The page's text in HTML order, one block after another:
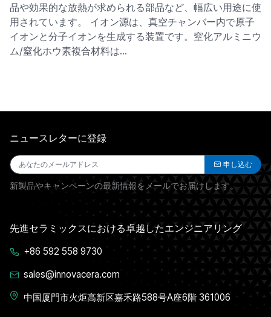
品や効果的な放熱が求められる部品など、幅広い用途に使
用されています。 イオン源は、真空チャンバー内で原子
イオンと分子イオンを生成する装置です。窒化アルミニウ
ム/窒化ホウ素複合材料は…
ニュースレターに登録
申し込む
新製品やキャンペーンの最新情報をメールでお届けします。
先進セラミックスにおける卓越したエンジニアリング
+86 592 558 9730
sales@innovacera.com
中国厦門市火炬高新区嘉禾路588号A座6階 361006